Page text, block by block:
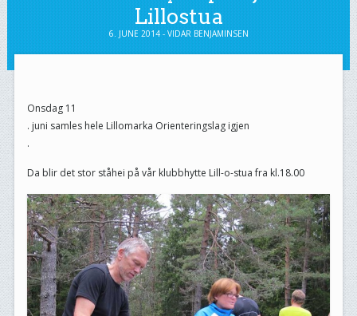
Lillostua
6. JUNE 2014 - VIDAR BENJAMINSEN
Onsdag 11
. juni samles hele Lillomarka Orienteringslag igjen
.
Da blir det stor ståhei på vår klubbhytte Lill-o-stua fra kl.18.00